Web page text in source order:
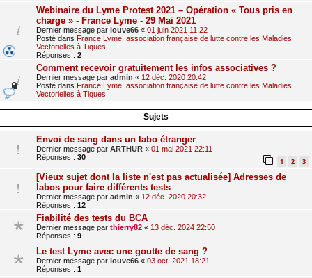
Webinaire du Lyme Protest 2021 – Opération « Tous pris en
charge » - France Lyme - 29 Mai 2021
Dernier message par louve66 « 01 juin 2021 11:22
Posté dans France Lyme, association française de lutte contre les Maladies
Vectorielles à Tiques
Réponses : 2
Comment recevoir gratuitement les infos associatives ?
Dernier message par admin « 12 déc. 2020 20:42
Posté dans France Lyme, association française de lutte contre les Maladies
Vectorielles à Tiques
Sujets
Envoi de sang dans un labo étranger
Dernier message par ARTHUR « 01 mai 2021 22:11
Réponses : 30 1 2 3
[Vieux sujet dont la liste n'est pas actualisée] Adresses de
labos pour faire différents tests
Dernier message par admin « 12 déc. 2020 20:32
Réponses : 12
Fiabilité des tests du BCA
Dernier message par thierry82 « 13 déc. 2024 22:50
Réponses : 9
Le test Lyme avec une goutte de sang ?
Dernier message par louve66 « 03 oct. 2021 18:21
Réponses : 1